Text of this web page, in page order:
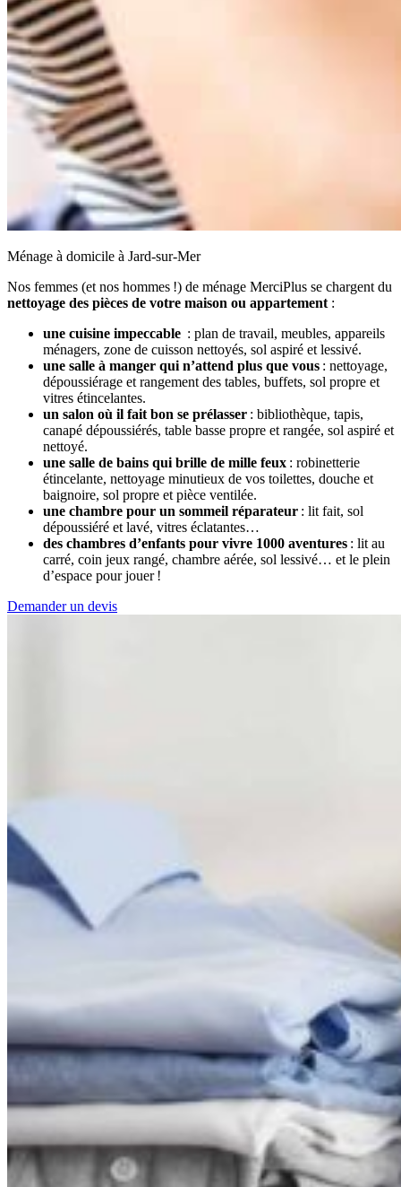
Ménage à domicile à Jard-sur-Mer
Nos femmes (et nos hommes !) de ménage MerciPlus se chargent du
nettoyage des pièces de votre maison ou appartement :
une cuisine impeccable : plan de travail, meubles, appareils
ménagers, zone de cuisson nettoyés, sol aspiré et lessivé.
une salle à manger qui n’attend plus que vous : nettoyage,
dépoussiérage et rangement des tables, buffets, sol propre et
vitres étincelantes.
un salon où il fait bon se prélasser : bibliothèque, tapis,
canapé dépoussiérés, table basse propre et rangée, sol aspiré et
nettoyé.
une salle de bains qui brille de mille feux : robinetterie
étincelante, nettoyage minutieux de vos toilettes, douche et
baignoire, sol propre et pièce ventilée.
une chambre pour un sommeil réparateur : lit fait, sol
dépoussiéré et lavé, vitres éclatantes…
des chambres d’enfants pour vivre 1000 aventures : lit au
carré, coin jeux rangé, chambre aérée, sol lessivé… et le plein
d’espace pour jouer !
Demander un devis